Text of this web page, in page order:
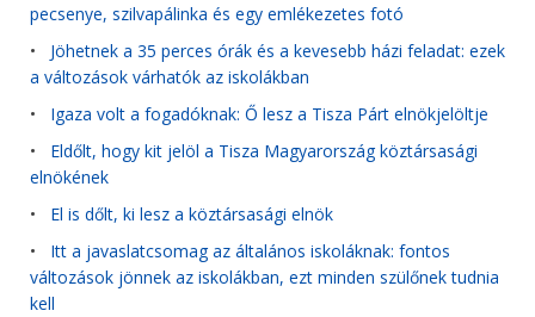
pecsenye, szilvapálinka és egy emlékezetes fotó
• Jöhetnek a 35 perces órák és a kevesebb házi feladat: ezek
a változások várhatók az iskolákban
• Igaza volt a fogadóknak: Ő lesz a Tisza Párt elnökjelöltje
• Eldőlt, hogy kit jelöl a Tisza Magyarország köztársasági
elnökének
• El is dőlt, ki lesz a köztársasági elnök
• Itt a javaslatcsomag az általános iskoláknak: fontos
változások jönnek az iskolákban, ezt minden szülőnek tudnia
kell